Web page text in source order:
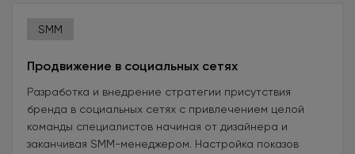
SMM
Продвижение в социальных сетях
Разработка и внедрение стратегии присутствия
бренда в социальных сетях с привлечением целой
команды специалистов начиная от дизайнера и
заканчивая SMM-менеджером. Настройка показов